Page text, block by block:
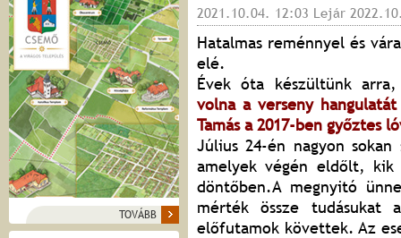
TOVÁBB
2021.10.04. 12:03 Lejár
Hatalmas reménnyel és
elé.
Évek óta készültünk
volna a verseny
Tamás a 2017-ben
Július 24-én nagyon
amelyek végén eldőlt,
döntőben.A megnyitó
mérték össze tudásukat
előfutamok követtek. Az